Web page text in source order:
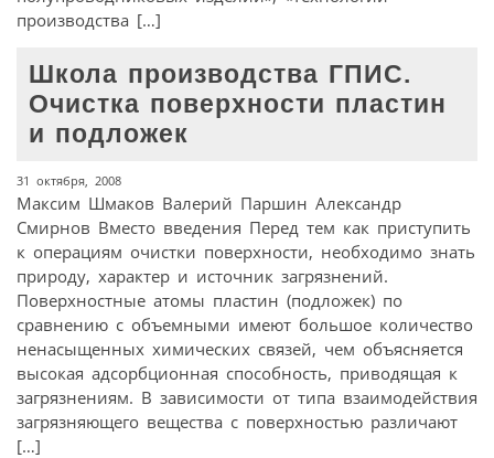
производства […]
Школа производства ГПИС.
Очистка поверхности пластин
и подложек
31 октября, 2008
Максим Шмаков Валерий Паршин Александр
Смирнов Вместо введения Перед тем как приступить
к операциям очистки поверхности, необходимо знать
природу, характер и источник загрязнений.
Поверхностные атомы пластин (подложек) по
сравнению с объемными имеют большое количество
ненасыщенных химических связей, чем объясняется
высокая адсорбционная способность, приводящая к
загрязнениям. В зависимости от типа взаимодействия
загрязняющего вещества с поверхностью различают
[…]